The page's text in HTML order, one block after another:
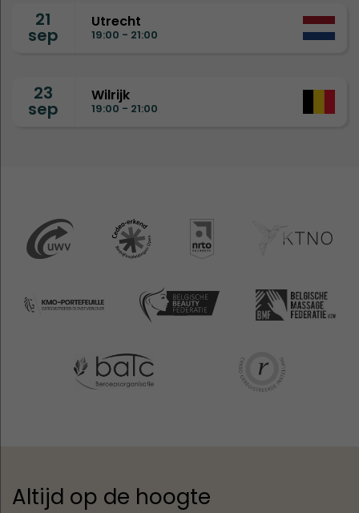
21
sep
Utrecht
19:00 - 21:00
23
sep
Wilrijk
19:00 - 21:00
Altijd op de hoogte